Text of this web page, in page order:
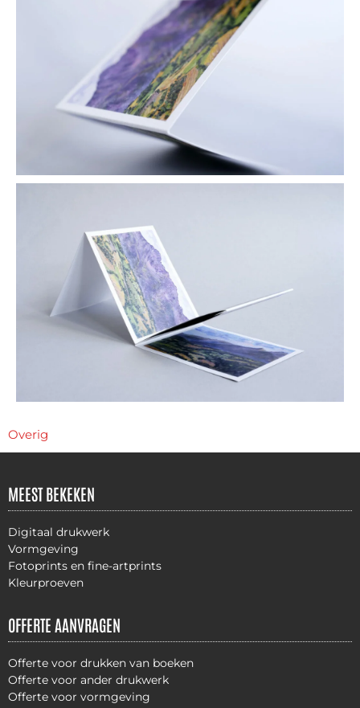
Overig
MEEST BEKEKEN
Digitaal drukwerk
Vormgeving
Fotoprints en fine-artprints
Kleurproeven
OFFERTE AANVRAGEN
Offerte voor drukken van boeken
Offerte voor ander drukwerk
Offerte voor vormgeving